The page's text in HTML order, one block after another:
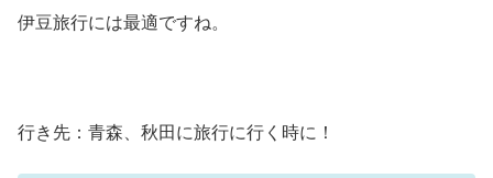
伊豆旅行には最適ですね。
行き先：青森、秋田に旅行に行く時に！